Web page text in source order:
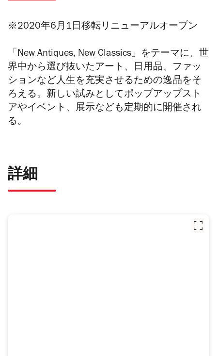
※2020年6月1日移転リニューアルオープン
「New Antiques, New Classics」をテーマに、世
界中から選び抜いたアート、日用品、ファッ
ションなど人生を充実させるための逸品をそ
ろえる。新しい試みとしてポップアップスト
アやイベント、展示なども定期的に開催され
る。
詳細